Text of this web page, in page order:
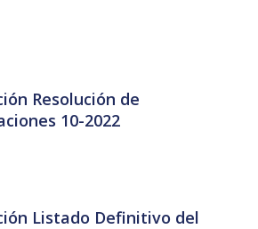
Resolución de
10-2022
Listado Definitivo del